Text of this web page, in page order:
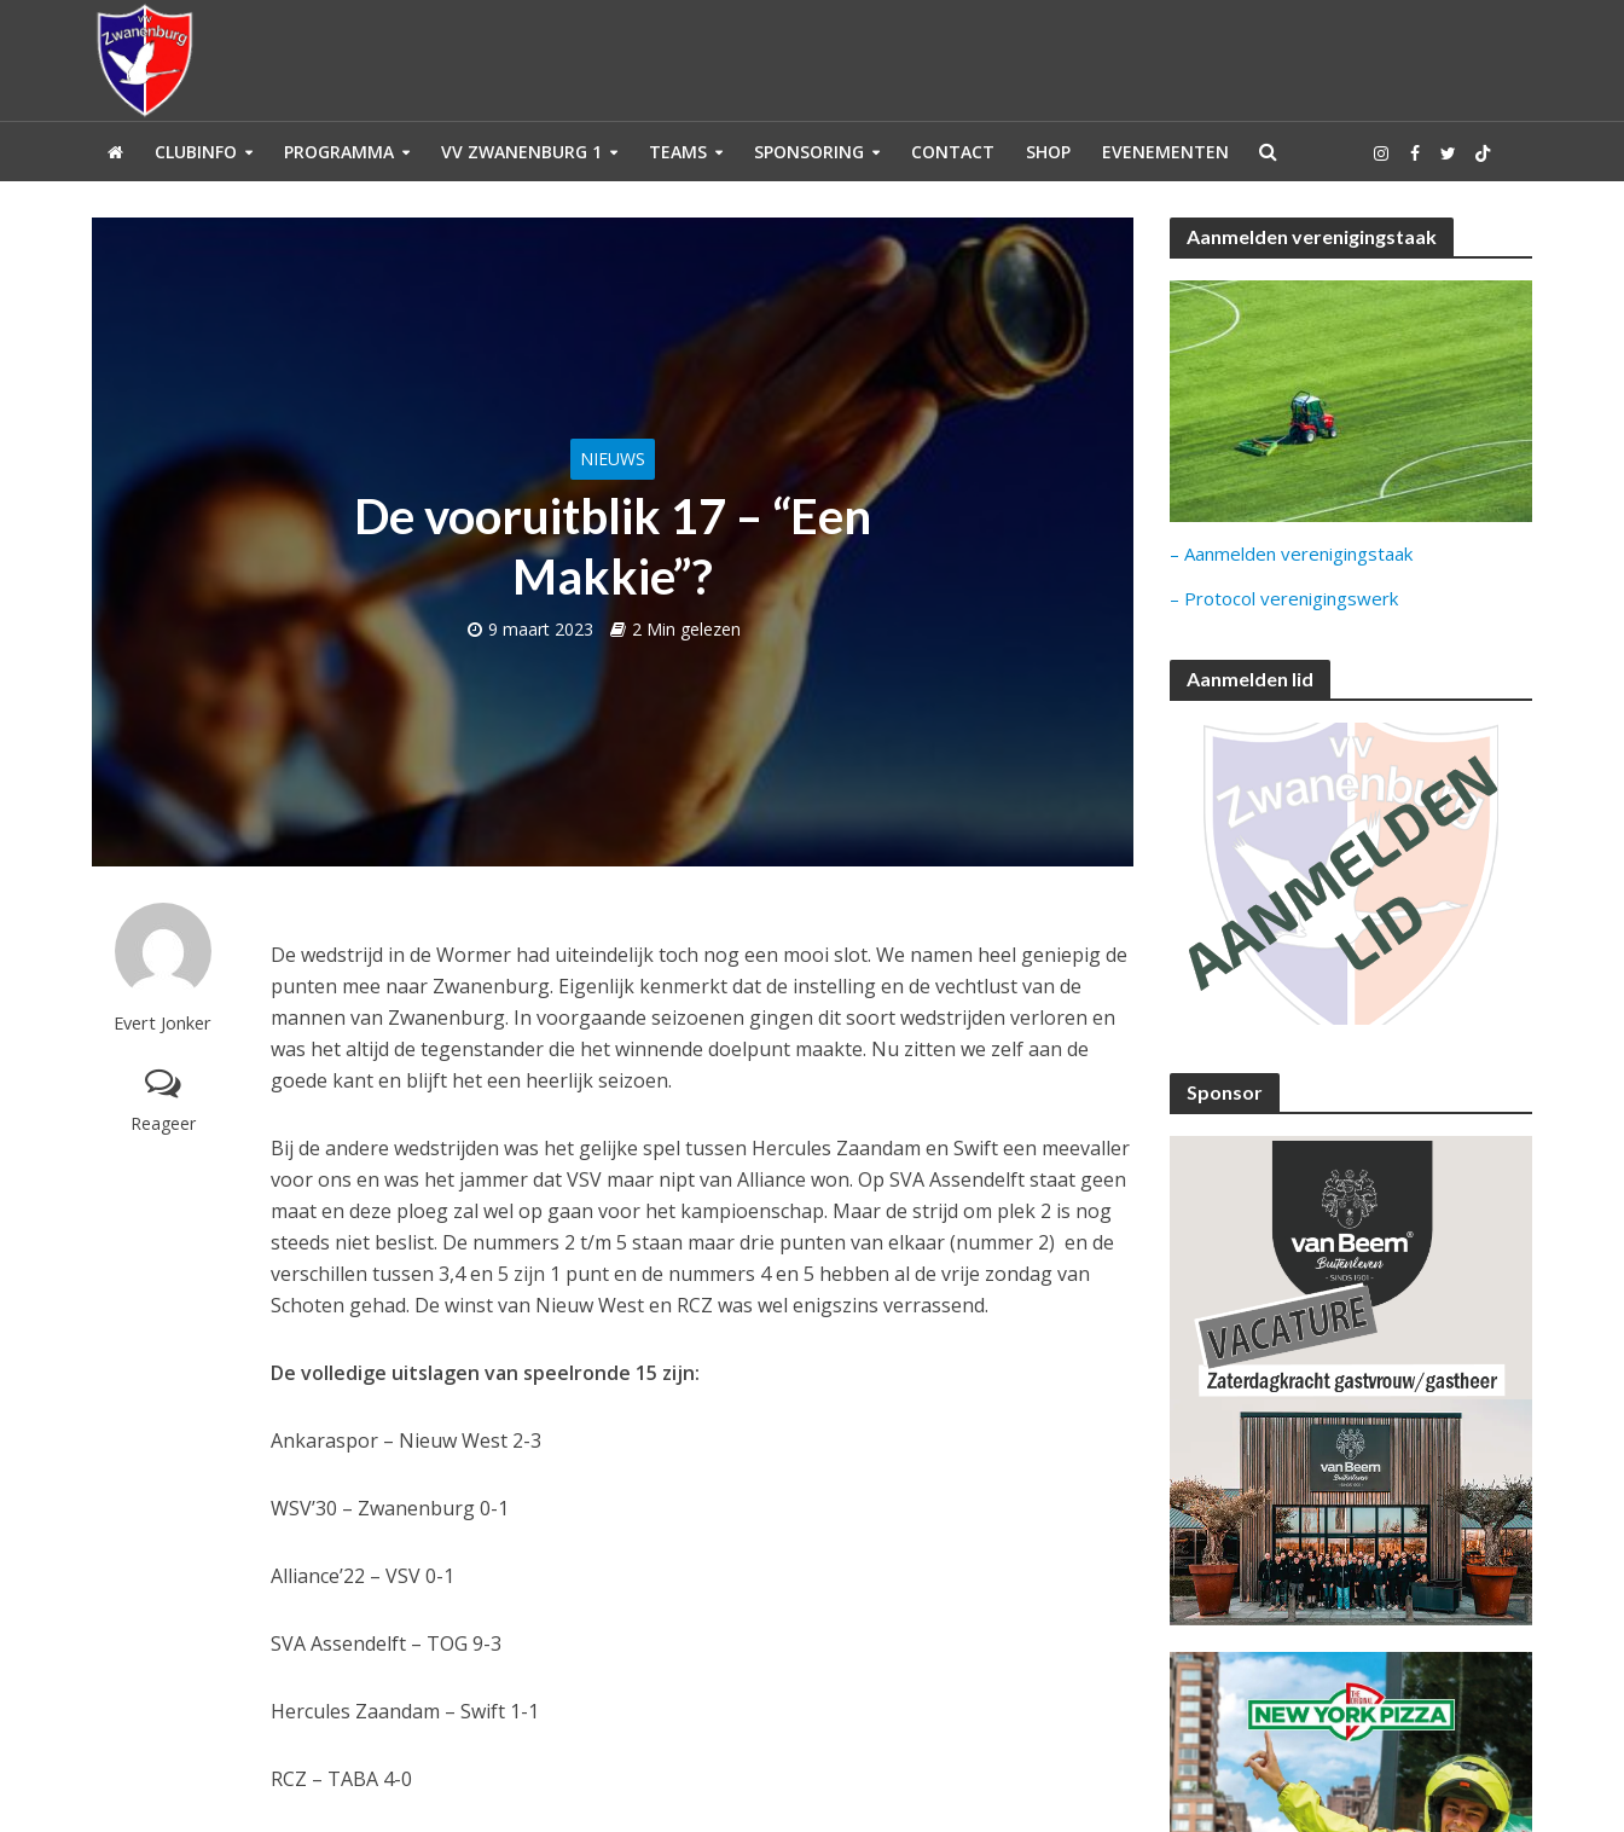
CLUBINFO PROGRAMMA VV ZWANENBURG 1 TEAMS SPONSORING CONTACT SHOP EVENEMENTEN
NIEUWS
De vooruitblik 17 – “Een
Makkie”?
9 maart 2023 2 Min gelezen
Evert Jonker
Reageer
De wedstrijd in de Wormer had uiteindelijk toch nog een mooi slot. We namen heel geniepig de
punten mee naar Zwanenburg. Eigenlijk kenmerkt dat de instelling en de vechtlust van de
mannen van Zwanenburg. In voorgaande seizoenen gingen dit soort wedstrijden verloren en
was het altijd de tegenstander die het winnende doelpunt maakte. Nu zitten we zelf aan de
goede kant en blijft het een heerlijk seizoen.
Bij de andere wedstrijden was het gelijke spel tussen Hercules Zaandam en Swift een meevaller
voor ons en was het jammer dat VSV maar nipt van Alliance won. Op SVA Assendelft staat geen
maat en deze ploeg zal wel op gaan voor het kampioenschap. Maar de strijd om plek 2 is nog
steeds niet beslist. De nummers 2 t/m 5 staan maar drie punten van elkaar (nummer 2) en de
verschillen tussen 3,4 en 5 zijn 1 punt en de nummers 4 en 5 hebben al de vrije zondag van
Schoten gehad. De winst van Nieuw West en RCZ was wel enigszins verrassend.
De volledige uitslagen van speelronde 15 zijn:
Ankaraspor – Nieuw West 2-3
WSV’30 – Zwanenburg 0-1
Alliance’22 – VSV 0-1
SVA Assendelft – TOG 9-3
Hercules Zaandam – Swift 1-1
RCZ – TABA 4-0
Aanmelden verenigingstaak
– Aanmelden verenigingstaak
– Protocol verenigingswerk
Aanmelden lid
Sponsor